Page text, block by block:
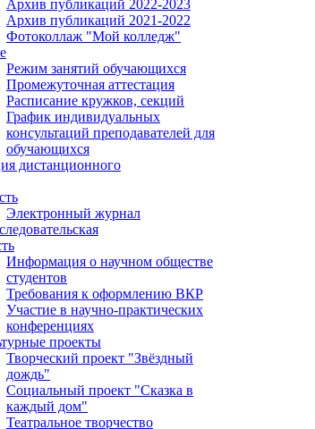
Архив публикаций 2022-2023
Архив публикаций 2021-2022
Фотоколлаж "Мой колледж"
Режим занятий обучающихся
Промежуточная аттестация
Расписание кружков, секций
График индивидуальных
консультаций преподавателей для
обучающихся
дистанционного
Электронный журнал
Информация о научном обществе
студентов
Требования к оформлению ВКР
Участие в научно-практических
конференциях
проекты
Творческий проект "Звёздный
дождь"
Социальный проект "Сказка в
каждый дом"
Театральное творчество